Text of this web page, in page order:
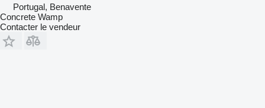
Portugal, Benavente
Concrete Wamp
Contacter le vendeur